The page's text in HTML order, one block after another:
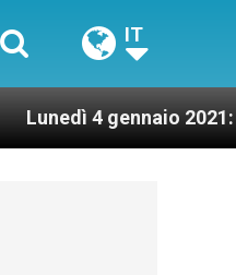
IT
gennaio 2021: